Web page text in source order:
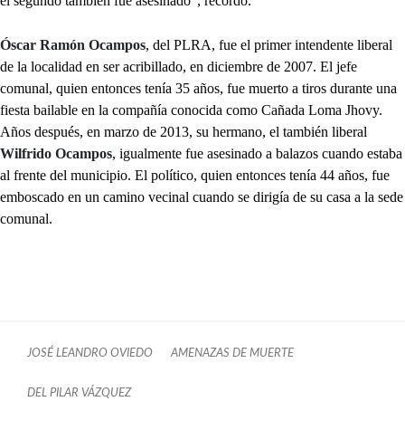
Óscar Ramón Ocampos, del PLRA, fue el primer intendente liberal
de la localidad en ser acribillado, en diciembre de 2007. El jefe
comunal, quien entonces tenía 35 años, fue muerto a tiros durante una
fiesta bailable en la compañía conocida como Cañada Loma Jhovy.
Años después, en marzo de 2013, su hermano, el también liberal
Wilfrido Ocampos, igualmente fue asesinado a balazos cuando estaba
al frente del municipio. El político, quien entonces tenía 44 años, fue
emboscado en un camino vecinal cuando se dirigía de su casa a la sede
comunal.
JOSÉ LEANDRO OVIEDO AMENAZAS DE MUERTE
DEL PILAR VÁZQUEZ